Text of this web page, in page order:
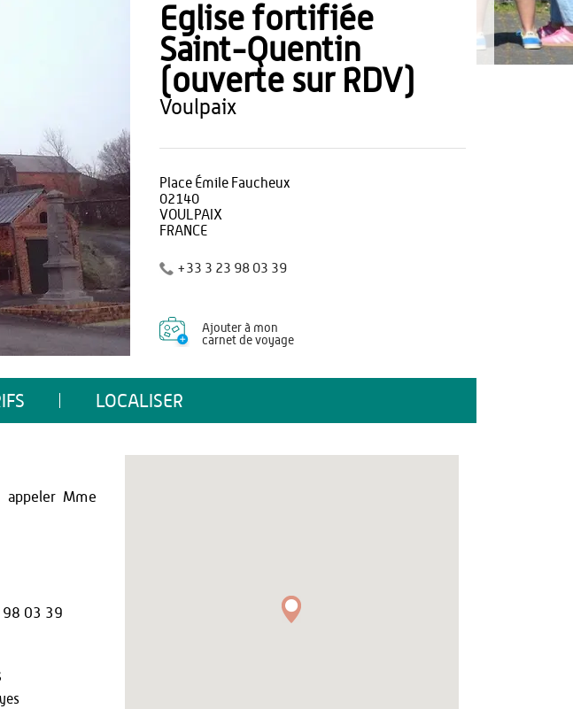
Eglise fortifiée
Saint-Quentin
(ouverte sur RDV)
voulpaix
Place Émile Faucheux
02140
VOULPAIX
FRANCE
+33 3 23 98 03 39
Ajouter à mon
carnet de voyage
LOCALISER
appeler Mme
98 03 39